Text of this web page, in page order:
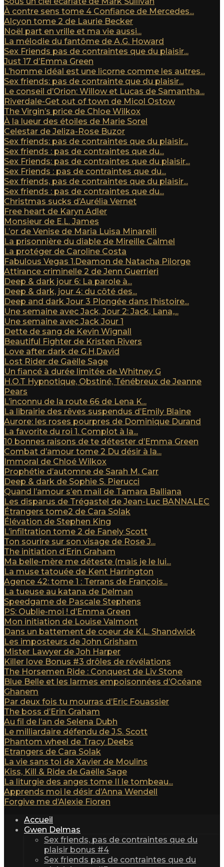
À contre sens tome 4 Confiance de Mercedes...
Alcyon tome 2 de Laurie Becker
Noël part en vrille et ma vie aussi...
La mélodie du fantôme de A.G. Howard
Sex Friends pas de contraintes que du plaisir...
Just 17 d’Emma Green
L’homme idéal est une licorne comme les autres...
Sex friends: pas de contrainte que du plaisir...
Le conseil d’Orion: Willow et Lucas de Samantha...
Riverdale-Get out of town de Micol Ostow
The Virgin’s price de Chloe Wilkox
À la lueur des étoiles de Marie Sorel
Celestar de Jeliza-Rose Buzor
Sex friends: pas de contraintes que du plaisir...
Sex friends : pas de contraintes que du...
Sex Friends: pas de contraintes que du plaisir...
Sex Friends : pas de contraintes que du...
Sex friends, pas de contraintes que du plaisir...
Sex friends : pas de contraintes que du...
Christmas sucks d’Aurélia Vernet
Free heart de Karyn Adler
Monsieur de E.L. James
L’or de Venise de Maria Luisa Minarelli
La prisonnière du diable de Mireille Calmel
La protéger de Caroline Costa
Fabulous Vegas 1.Deamon de Natacha Pilorge
Attirance criminelle 2 de Jenn Guerrieri
Deep & dark jour 6: La parole à...
Deep & dark, jour 4: du côté des...
Deep and dark Jour 3 Plongée dans l’histoire...
Une semaine avec Jack, Jour 2: Jack, Lana,...
Une semaine avec Jack Jour 1
Dette de sang de Kevin Wignall
Beautiful Fighter de Kristen Rivers
Love after dark de G.H.David
Lost Rider de Gaëlle Sage
Un fiancé à durée limitée de Whitney G
H.O.T Hypnotique, Obstiné, Ténébreux de Jeanne
Pears
L’inconnu de la route 66 de Lena K...
La librairie des rêves suspendus d’Emily Blaine
Aurore: les roses pourpres de Dominique Durand
La favorite du roi 1. Complot à la...
10 bonnes raisons de te détester d’Emma Green
Combat d’amour tome 2 Du désir à la...
Immoral de Chloé Wilkox
Prophétie d’automne de Sarah M. Carr
Deep & dark de Sophie S. Pierucci
Quand l’amour s’en mail de Tamara Balliana
Les disparus de Trégastel de Jean-Luc BANNALEC
Étrangers tome2 de Cara Solak
Élévation de Stephen King
L’infiltration tome 2 de Fanely Scott
Ton sourire sur son visage de Rose J...
The initiation d’Erin Graham
Ma belle-mère me déteste (mais je le lui...
La muse tatouée de Kent Harrington
Agence 42: tome 1 : Terrans de François...
La tueuse au katana de Delman
Speedgame de Pascale Stephens
PS: Oublie-moi ! d’Emma Green
Mon initiation de Louise Valmont
Dans un battement de coeur de K.L. Shandwick
Les imposteurs de John Grisham
Mister Lawyer de Joh Harper
Killer love Bonus #3 drôles de révélations
The Horsemen Ride : Conquest de Liv Stone
Blue Belle et les larmes empoisonnées d’Océane
Ghanem
Par deux fois tu mourras d’Eric Fouassier
The boss d’Erin Graham
Au fil de l’an de Selena Dubh
Le milliardaire défendu de J.S. Scott
Phantom wheel de Tracy Deebs
Etrangers de Cara Solak
La vie sans toi de Xavier de Moulins
Kiss, Kill & Ride de Gaëlle Sage
La liturgie des anges tome II le tombeau...
Apprends moi le désir d’Anna Wendell
Forgive me d’Alexie Fioren
Accueil
Gwen Delmas
Sex friends, pas de contraintes que du
plaisir bonus #4
Sex friends pas de contraintes que du